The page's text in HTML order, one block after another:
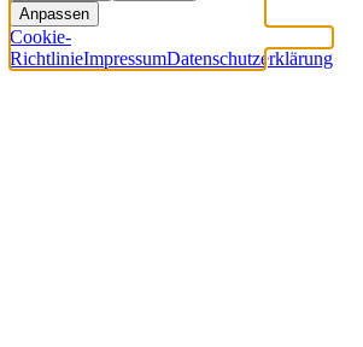
Anpassen
Cookie-
RichtlinieImpressumDatenschutzerklärung